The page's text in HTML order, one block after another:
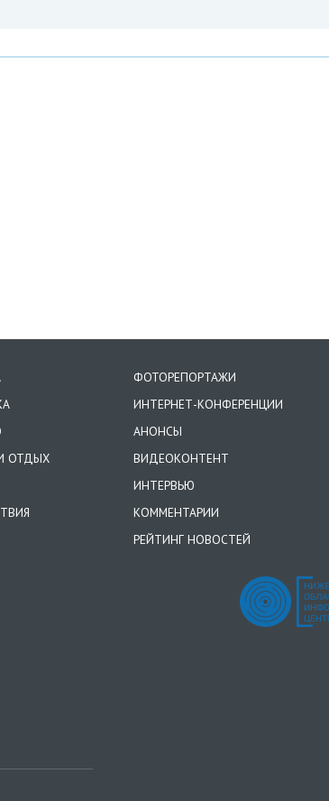
ОТДЫХ
ФОТОРЕПОРТАЖИ
ИНТЕРНЕТ-КОНФЕРЕНЦИИ
АНОНСЫ
ВИДЕОКОНТЕНТ
ИНТЕРВЬЮ
КОММЕНТАРИИ
РЕЙТИНГ НОВОСТЕЙ